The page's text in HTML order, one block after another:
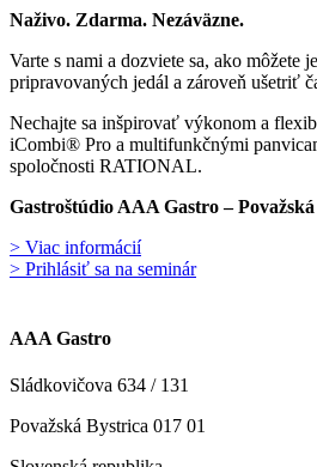
Naživo. Zdarma. Nezáväzne.
Varte s nami a dozviete sa, ako môžete
pripravovaných jedál a zároveň ušetriť
Nechajte sa inšpirovať výkonom a
iCombi® Pro a multifunkčnými
spoločnosti RATIONAL.
Gastroštúdio AAA Gastro –
> Viac informácií
> Prihlásiť sa na seminár
AAA Gastro
Sládkovičova 634 / 131
Považská Bystrica 017 01